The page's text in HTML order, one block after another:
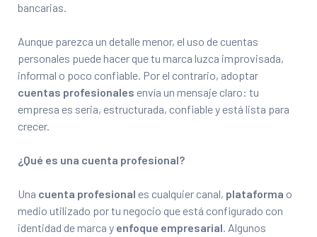
bancarias.
Aunque parezca un detalle menor, el uso de cuentas
personales puede hacer que tu marca luzca improvisada,
informal o poco confiable. Por el contrario, adoptar
cuentas profesionales envía un mensaje claro: tu
empresa es seria, estructurada, confiable y está lista para
crecer.
¿Qué es una cuenta profesional?
Una cuenta profesional es cualquier canal, plataforma o
medio utilizado por tu negocio que está configurado con
identidad de marca y enfoque empresarial. Algunos